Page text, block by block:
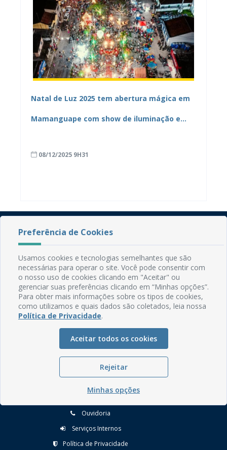
Natal de Luz 2025 tem abertura mágica em
Mamanguape com show de iluminação e
08/12/2025 9H31
Rua do Imperador, 78, Centro
CEP: 58.280-000 - Mamanguape/PB
Fone: (83) 3292-2246
Email: comunicacao@mamanguape.pb.gov.br
Expediente: Segunda à Sexta, das 08h às 13h
Perguntas frequentes
Ouvidoria
Serviços Internos
Política de Privacidade
Preferência de Cookies
Usamos cookies e tecnologias semelhantes que são
necessárias para operar o site. Você pode consentir com
o nosso uso de cookies clicando em "Aceitar" ou
gerenciar suas preferências clicando em “Minhas opções”.
Para obter mais informações sobre os tipos de cookies,
como utilizamos e quais dados são coletados, leia nossa
Política de Privacidade.
Aceitar todos os cookies
Rejeitar
Minhas opções